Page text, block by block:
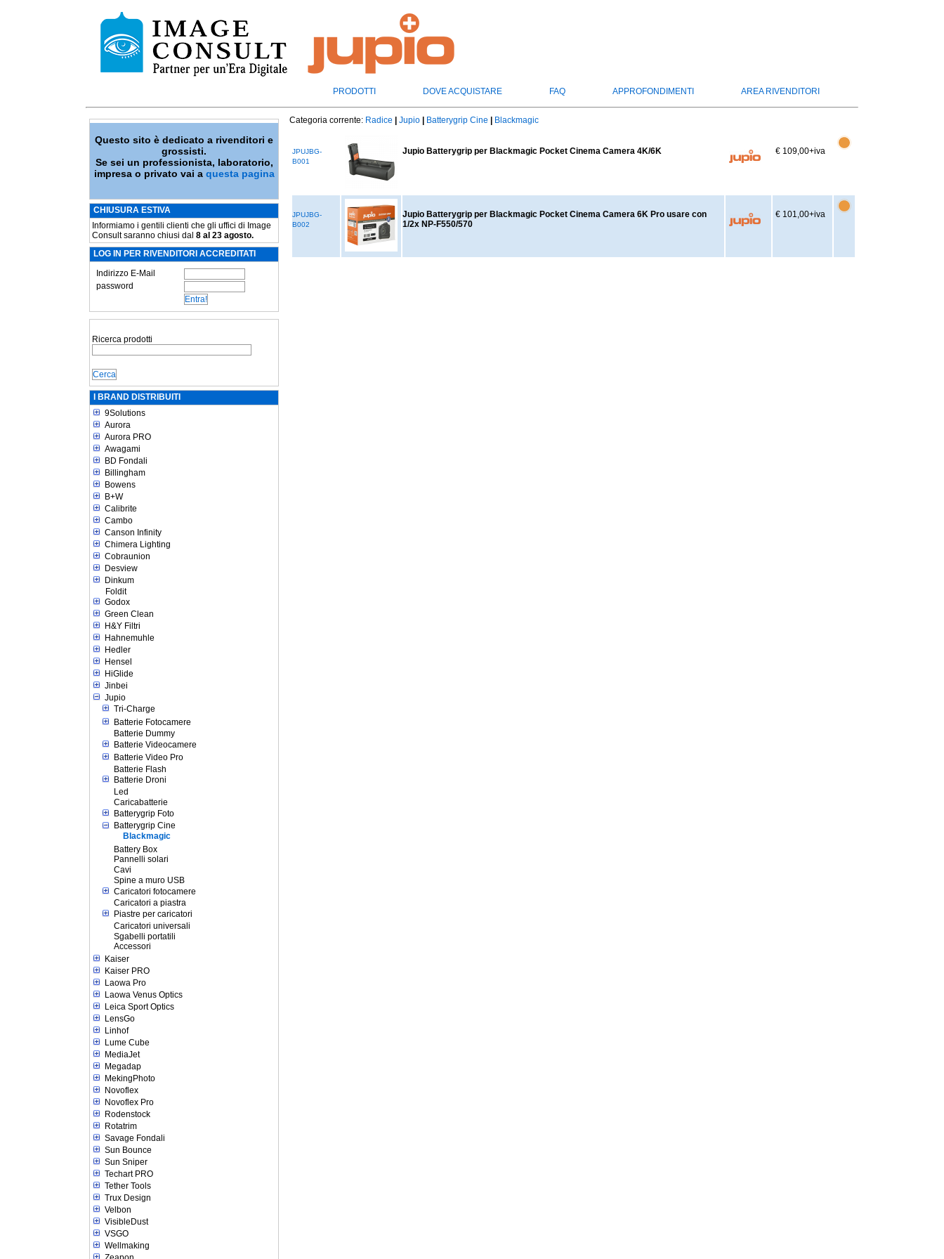
PRODOTTI DOVE ACQUISTARE FAQ APPROFONDIMENTI AREA RIVENDITORI
Questo sito è dedicato a rivenditori e
grossisti.
Se sei un professionista, laboratorio,
impresa o privato vai a questa pagina
CHIUSURA ESTIVA
Informiamo i gentili clienti che gli uffici di Image
Consult saranno chiusi dal 8 al 23 agosto.
LOG IN PER RIVENDITORI ACCREDITATI
Indirizzo E-Mail
password
Ricerca prodotti
I BRAND DISTRIBUITI
9Solutions
Aurora
Aurora PRO
Awagami
BD Fondali
Billingham
Bowens
B+W
Calibrite
Cambo
Canson Infinity
Chimera Lighting
Cobraunion
Desview
Dinkum
Foldit
Godox
Green Clean
H&Y Filtri
Hahnemuhle
Hedler
Hensel
HiGlide
Jinbei
Jupio
Tri-Charge
Batterie Fotocamere
Batterie Dummy
Batterie Videocamere
Batterie Video Pro
Batterie Flash
Batterie Droni
Led
Caricabatterie
Batterygrip Foto
Batterygrip Cine
Blackmagic
Battery Box
Pannelli solari
Cavi
Spine a muro USB
Caricatori fotocamere
Caricatori a piastra
Piastre per caricatori
Caricatori universali
Sgabelli portatili
Accessori
Kaiser
Kaiser PRO
Laowa Pro
Laowa Venus Optics
Leica Sport Optics
LensGo
Linhof
Lume Cube
MediaJet
Megadap
MekingPhoto
Novoflex
Novoflex Pro
Rodenstock
Rotatrim
Savage Fondali
Sun Bounce
Sun Sniper
Techart PRO
Tether Tools
Trux Design
Velbon
VisibleDust
VSGO
Wellmaking
Categoria corrente: Radice Jupio Batterygrip Cine Blackmagic
JPUJBG-
B001
Jupio Batterygrip per Blackmagic Pocket Cinema Camera 4K/6K € 109,00+iva
JPUJBG-
B002
Jupio Batterygrip per Blackmagic Pocket Cinema Camera 6K Pro usare con
1/2x NP-F550/570
€ 101,00+iva